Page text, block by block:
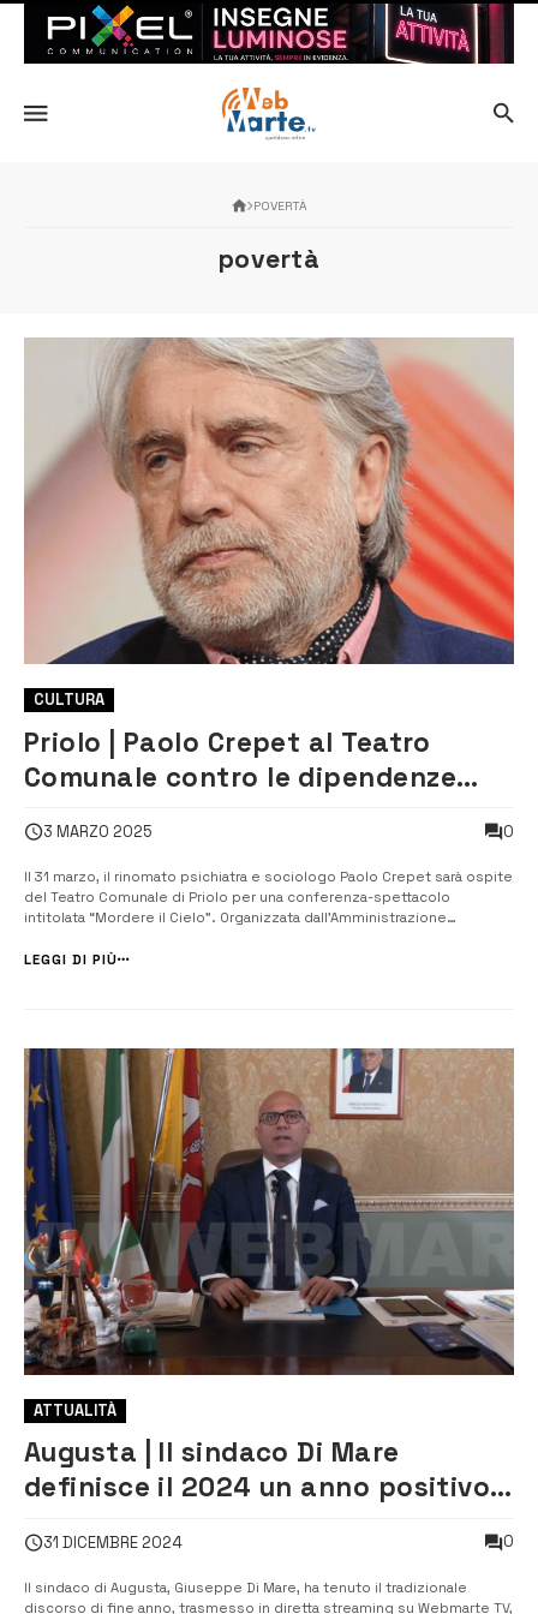
POVERTÀ
povertà
CULTURA
Priolo | Paolo Crepet al Teatro
Comunale contro le dipendenze
3 MARZO 2025 0
Il 31 marzo, il rinomato psichiatra e sociologo Paolo Crepet sarà ospite
del Teatro Comunale di Priolo per una conferenza-spettacolo
intitolata “Mordere il Cielo”. Organizzata dall’Amministrazione
educativa e culturale, estesa non solo agli alunn...
LEGGI DI PIÙ
ATTUALITÀ
Augusta | Il sindaco Di Mare
definisce il 2024 un anno positivo
[VIDEO]
31 DICEMBRE 2024 0
Il sindaco di Augusta, Giuseppe Di Mare, ha tenuto il tradizionale
discorso di fine anno, trasmesso in diretta streaming su Webmarte TV,